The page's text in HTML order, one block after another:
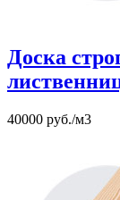
Доска
40000 руб./м3